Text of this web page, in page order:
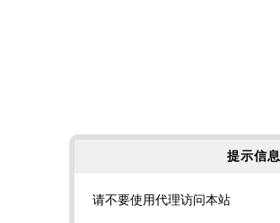
提示信息
请不要使用代理访问本站